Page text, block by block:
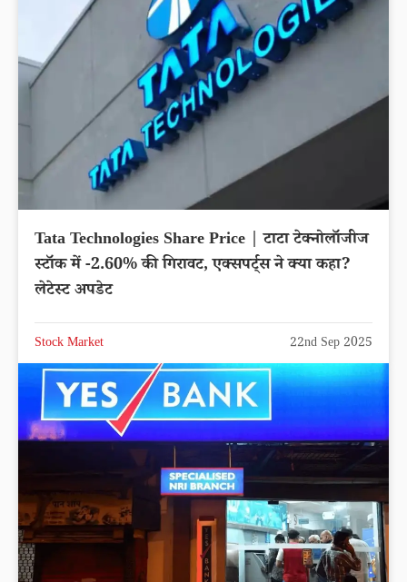
Tata Technologies Share Price | टाटा टेक्नोलॉजीज
स्टॉक में -2.60% की गिरावट, एक्सपर्ट्स ने क्या कहा?
लेटेस्ट अपडेट
Stock Market 22nd Sep 2025